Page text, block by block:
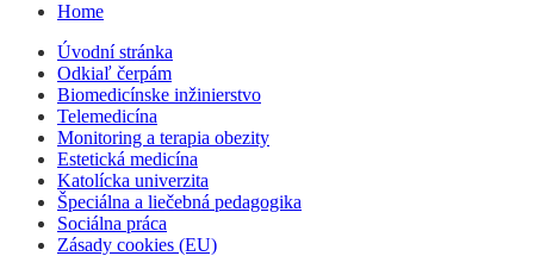
Home
Úvodní stránka
Odkiaľ čerpám
Biomedicínske inžinierstvo
Telemedicína
Monitoring a terapia obezity
Estetická medicína
Katolícka univerzita
Špeciálna a liečebná pedagogika
Sociálna práca
Zásady cookies (EU)